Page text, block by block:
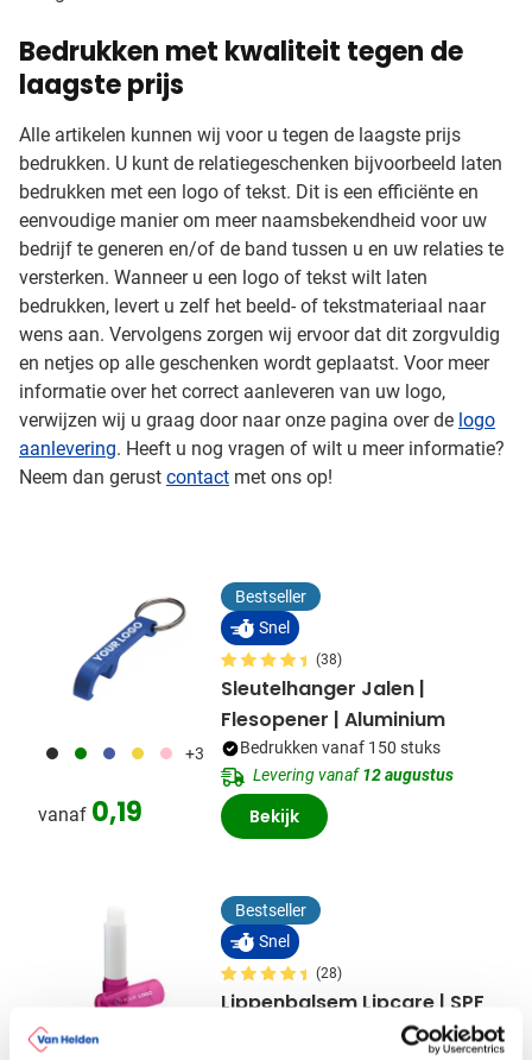
Bedrukken met kwaliteit tegen de
laagste prijs
Alle artikelen kunnen wij voor u tegen de laagste prijs
bedrukken. U kunt de relatiegeschenken bijvoorbeeld laten
bedrukken met een logo of tekst. Dit is een efficiënte en
eenvoudige manier om meer naamsbekendheid voor uw
bedrijf te generen en/of de band tussen u en uw relaties te
versterken. Wanneer u een logo of tekst wilt laten
bedrukken, levert u zelf het beeld- of tekstmateriaal naar
wens aan. Vervolgens zorgen wij ervoor dat dit zorgvuldig
en netjes op alle geschenken wordt geplaatst. Voor meer
informatie over het correct aanleveren van uw logo,
verwijzen wij u graag door naar onze pagina over de logo
aanlevering. Heeft u nog vragen of wilt u meer informatie?
Neem dan gerust contact met ons op!
001 004 005 006 017 +3
vanaf 0,19
Bestseller
Snel
(38)
Sleutelhanger Jalen |
Flesopener | Aluminium
Bedrukken vanaf 150 stuks
Levering vanaf12 augustus
Bekijk
Bestseller
Snel
(28)
Lippenbalsem Lipcare | SPF